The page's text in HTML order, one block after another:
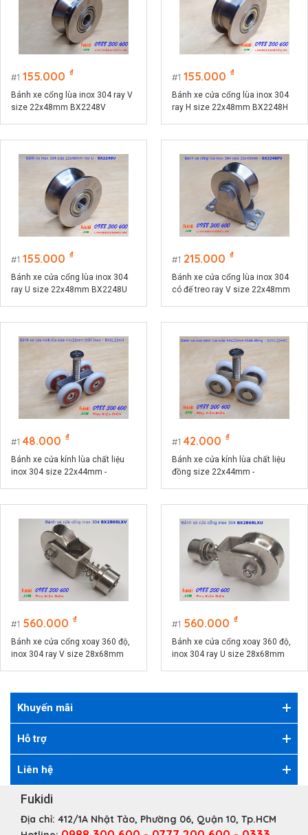
1 155.000 ₫
Bánh xe cổng lùa inox 304 ray V
size 22x48mm BX2248V
1 155.000 ₫
Bánh xe cửa cổng lùa inox 304
ray H size 22x48mm BX2248H
1 155.000 ₫
Bánh xe cửa cổng lùa inox 304
ray U size 22x48mm BX2248U
1 215.000 ₫
Bánh xe cửa cổng lùa inox 304
có đế treo ray V size 22x48mm
1 48.000 ₫
Bánh xe cửa kính lùa chất liệu
inox 304 size 22x44mm -
1 42.000 ₫
Bánh xe cửa kính lùa chất liệu
đồng size 22x44mm -
1 560.000 ₫
Bánh xe cửa cổng xoay 360 độ,
inox 304 ray V size 28x68mm
1 560.000 ₫
Bánh xe cửa cổng xoay 360 độ,
inox 304 ray U size 28x68mm
Khuyến mãi
Hỗ trợ
Liên hệ
Fukidi
Địa chỉ: 412/1A Nhật Tảo, Phường 06, Quận 10, Tp.HCM